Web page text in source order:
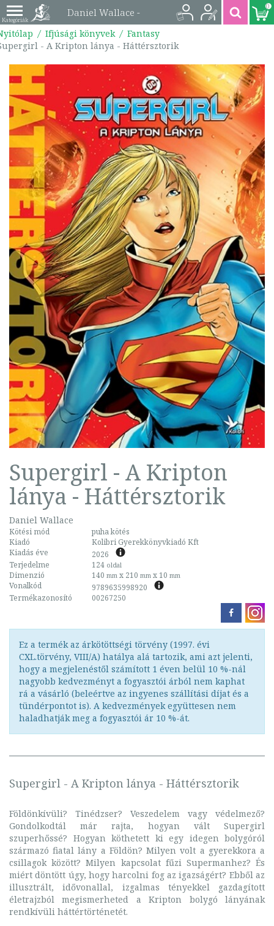
Daniel Wallace -
Supergirl - A Kripton
lánya - Háttérsztorik |
9789635998920
0
Ifjúsági könyvek
Fantasy
- A Kripton lánya - Háttérsztorik
Supergirl - A Kripton
lánya - Háttérsztorik
Daniel Wallace
Kötési mód
puha kötés
Kiadó
Kolibri Gyerekkönyvkiadó Kft
Kiadás éve
2026
Terjedelme
124 oldal
Dimenzió 140 mm x 210 mm x 10 mm
Vonalkód
9789635998920
Termékazonosító
00267250
Ez a termék az árkötöttségi törvény (1997. évi
CXL.törvény, VIII/A) hatálya alá tartozik, ami azt jelenti,
hogy a megjelenéstől számított 1 éven belül 10 %-nál
nagyobb kedvezményt a fogyasztói árból nem kaphat
rá a vásárló (beleértve az ingyenes szállítási díjat és a
tündérpontot is). A kedvezmények együttesen nem
haladhatják meg a fogyasztói ár 10 %-át.
Supergirl - A Kripton lánya - Háttérsztorik
Földönkívüli? Tinédzser? Veszedelem vagy védelmező?
Gondolkodtál már rajta, hogyan vált Supergirl
szuperhőssé? Hogyan köthetett ki egy idegen bolygóról
származó fiatal lány a Földön? Milyen volt a gyerekkora a
csillagok között? Milyen kapcsolat fűzi Supermanhez? És
miért döntött úgy, hogy harcolni fog az igazságért? Ebből az
illusztrált, idővonallal, izgalmas tényekkel gazdagított
életrajzból megismerheted a Kripton bolygó lányának
rendkívüli háttértörténetét.